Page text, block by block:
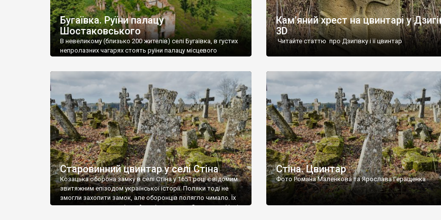
Бугаївка. Руїни палацу
Шостаковського
В невеликому (близько 200 жителів) селі Бугаївка, в густих
непролазних чагарях стоять руїни палацу місцевого
потім клуб, ще пізніше – гуртожиток. У 60-х роках минулого
століття тут розмістили туберкульозну лікарню. Коли із
палацу виїхала лікарня – ми точно не […]
Кам’яний хрест на цвинтарі у
3D
Читайте статтю про Дзигівку і її цвинтар
Старовинний цвинтар у селі Стіна
Козацька оборона замку в селі Стіна у 1651 році є відомим
звитяжним епізодом української історії. Поляки тоді не
змогли захопити замок, але оборонців полягло чимало. Їх
поховали на цвинтарі, який тоді називався Замковим. Нині
Стіна. Цвинтар
Фото Романа Маленкова та Ярослава Геращенка